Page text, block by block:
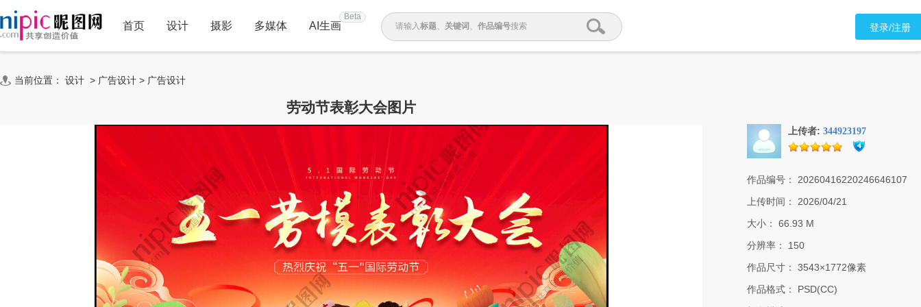
首页 设计 摄影 多媒体 AI生画
Beta
请输入标题、 关键词 、 作品编号搜索 登录/注册
当前位置： 设计 > 广告设计 > 广告设计
劳动节表彰大会图片
上传者: 344923197
作品编号：
20260416220246646107
上传时间：
2026/04/21
大小：
66.93 M
分辨率：
150
作品尺寸：
3543×1772像素
作品格式：
PSD(CC)